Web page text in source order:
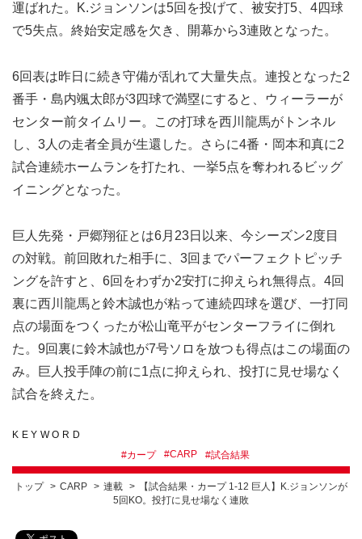
運ばれた。K.ジョンソンは5回を投げて、被安打5、4四球
で5失点。終始安定感を欠き、開幕から3連敗となった。
6回表は昨日に続き守備が乱れて大量失点。連投となった2
番手・島内颯太郎が3四球で満塁にすると、ウィーラーが
センター前タイムリー。この打球を西川龍馬がトンネル
し、3人の走者全員が生還した。さらに4番・岡本和真に2
試合連続ホームランを打たれ、一挙5点を奪われるビッグ
イニングとなった。
巨人先発・戸郷翔征とは6月23日以来、今シーズン2度目
の対戦。前回敗れた相手に、3回までパーフェクトピッチ
ングを許すと、6回をわずか2安打に抑えられ無得点。4回
裏に西川龍馬と鈴木誠也が粘って連続四球を選び、一打同
点の場面をつくったが松山竜平がセンターフライに倒れ
た。9回裏に鈴木誠也が7号ソロを放つも得点はこの場面の
み。巨人投手陣の前に1点に抑えられ、投打に見せ場なく
試合を終えた。
KEYWORD
#カープ #CARP #試合結果
トップ CARP 連載
【試合結果・カープ 1-12 巨人】K.ジョンソンが
5回KO。投打に見せ場なく連敗